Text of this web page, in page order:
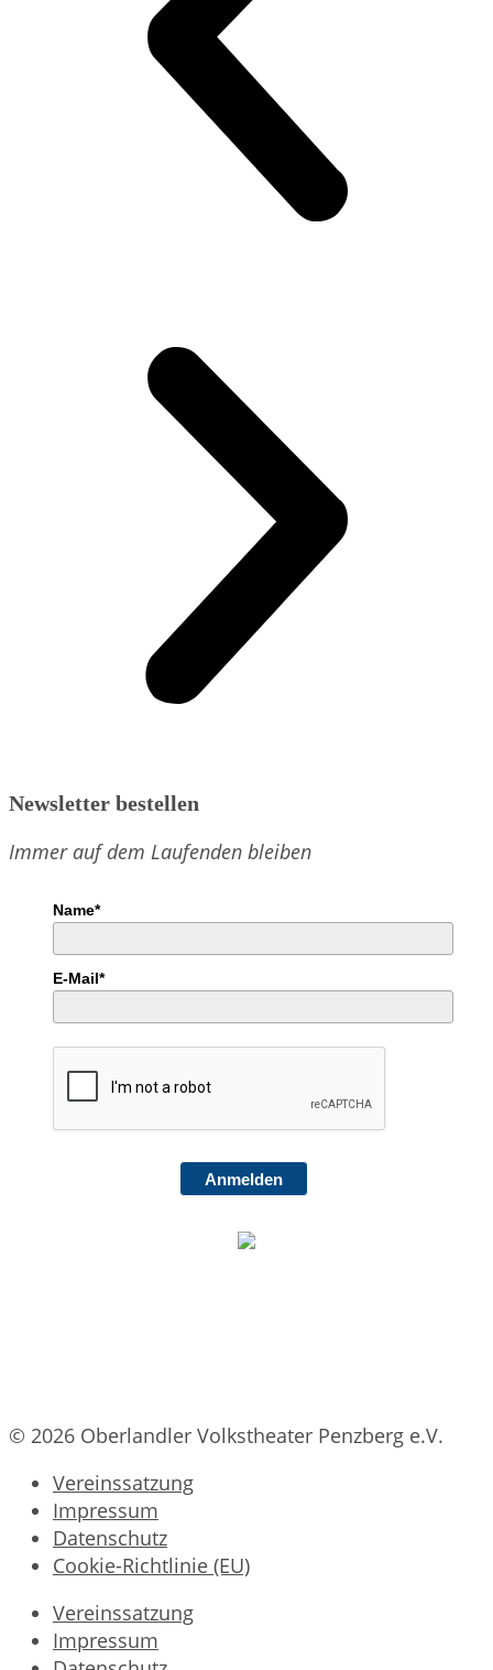
Newsletter bestellen
Immer auf dem Laufenden bleiben
Name*
E-Mail*
Anmelden
© 2026 Oberlandler Volkstheater Penzberg e.V.
Vereinssatzung
Impressum
Datenschutz
Cookie-Richtlinie (EU)
Vereinssatzung
Impressum